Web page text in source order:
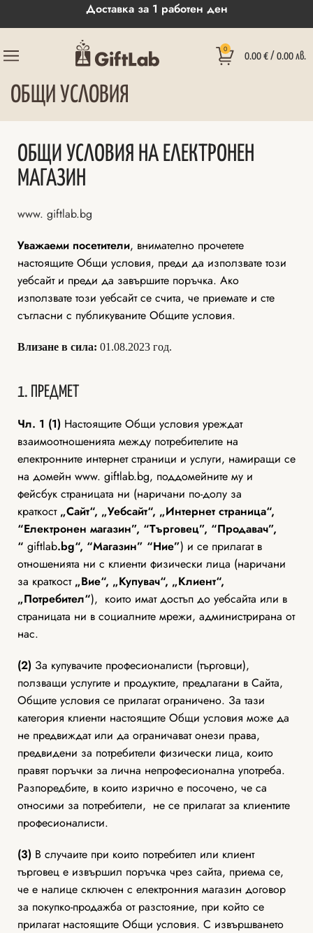
Доставка за 1 работен ден
0
0.00 € / 0.00 лв.
ОБЩИ УСЛОВИЯ
ОБЩИ УСЛОВИЯ НА ЕЛЕКТРОНЕН
МАГАЗИН
www. giftlab.bg
Уважаеми посетители, внимателно прочетете
настоящите Общи условия, преди да използвате този
уебсайт и преди да завършите поръчка. Ако
използвате този уебсайт се счита, че приемате и сте
съгласни с публикуваните Общите условия.
Влизане в сила: 01.08.2023 год.
1. ПРЕДМЕТ
Чл. 1 (1) Настоящите Общи условия уреждат
взаимоотношенията между потребителите на
електронните интернет страници и услуги, намиращи се
на домейн www. giftlab.bg, поддомейните му и
фейсбук страницата ни (наричани по-долу за
краткост „Сайт“, „Уебсайт“, „Интернет страница“,
“Електронен магазин”, “Tърговец”, “Продавач”,
“ giftlab.bg“, “Магазин” “Ние”) и се прилагат в
отношенията ни с клиенти физически лица (наричани
за краткост „Вие“, „Купувач“, „Клиент“,
„Потребител“), които имат достъп до уебсайта или в
страницата ни в социалните мрежи, администрирана от
нас.
(2) За купувачите професионалисти (търговци),
ползващи услугите и продуктите, предлагани в Сайта,
Общите условия се прилагат ограничено. За тази
категория клиенти настоящите Общи условия може да
не предвиждат или да ограничават онези права,
предвидени за потребители физически лица, които
правят поръчки за лична непрофесионална употреба.
Разпоредбите, в които изрично е посочено, че са
относими за потребители, не се прилагат за клиентите
професионалисти.
(3) В случаите при които потребител или клиент
търговец е извършил поръчка чрез сайта, приема се,
че е налице сключен с електронния магазин договор
за покупко-продажба от разстояние, при който се
прилагат настоящите Общи условия. С извършването